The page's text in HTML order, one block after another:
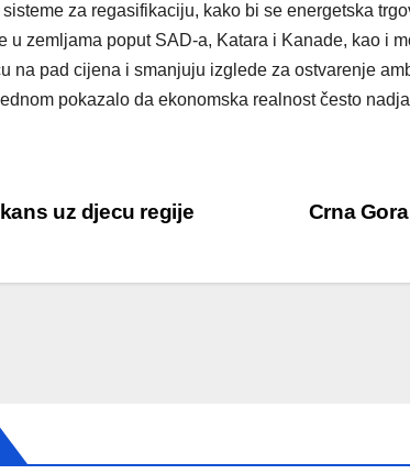
za regasifikaciju, kako bi se energetska
u zemljama poput SAD-a, Katara i Kanade, kao i
na pad cijena i smanjuju izglede za ostvarenje
pokazalo da ekonomska realnost često
Crna
uz djecu regije